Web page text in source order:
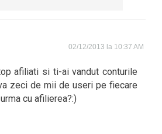
02/12/2013 la 10:37 AM
afiliati si ti-ai vandut conturile
zeci de mii de useri pe fiecare
cu afilierea?:)